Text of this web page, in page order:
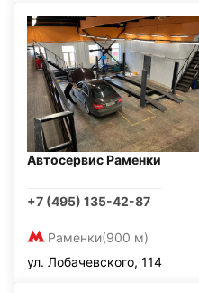
Автосервис Раменки
+7 (495) 135-42-87
Раменки(900 м)
ул. Лобачевского, 114